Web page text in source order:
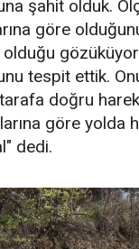
şahit olduk.
göre
tespit ettik.
tarafa doğru
göre yolda
dedi.